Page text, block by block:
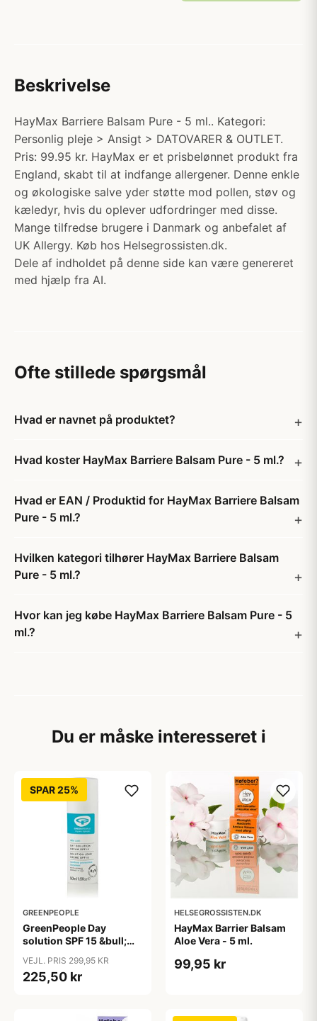
Beskrivelse
HayMax Barriere Balsam Pure - 5 ml.. Kategori:
Personlig pleje > Ansigt > DATOVARER & OUTLET.
Pris: 99.95 kr. HayMax er et prisbelønnet produkt fra
England, skabt til at indfange allergener. Denne enkle
og økologiske salve yder støtte mod pollen, støv og
kæledyr, hvis du oplever udfordringer med disse.
Mange tilfredse brugere i Danmark og anbefalet af
UK Allergy. Køb hos Helsegrossisten.dk.
Dele af indholdet på denne side kan være genereret
med hjælp fra AI.
Ofte stillede spørgsmål
Hvad er navnet på produktet?
Hvad koster HayMax Barriere Balsam Pure - 5 ml.?
Hvad er EAN / Produktid for HayMax Barriere Balsam
Pure - 5 ml.?
Hvilken kategori tilhører HayMax Barriere Balsam
Pure - 5 ml.?
Hvor kan jeg købe HayMax Barriere Balsam Pure - 5
ml.?
Du er måske interesseret i
SPAR 25%
GREENPEOPLE
GreenPeople Day
solution SPF 15 &bull;
VEJL. PRIS 299,95 KR
225,50 kr
HELSEGROSSISTEN.DK
HayMax Barrier Balsam
Aloe Vera - 5 ml.
99,95 kr